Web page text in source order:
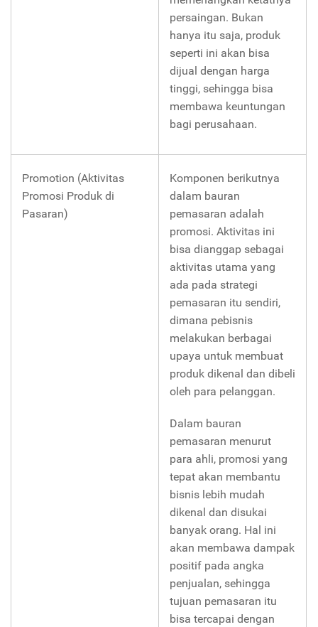
persaingan. Bukan
hanya itu saja, produk
seperti ini akan bisa
dijual dengan harga
tinggi, sehingga bisa
membawa keuntungan
bagi perusahaan.
Promotion (Aktivitas
Promosi Produk di
Pasaran)
Komponen berikutnya
dalam bauran
pemasaran adalah
promosi. Aktivitas ini
bisa dianggap sebagai
aktivitas utama yang
ada pada strategi
pemasaran itu sendiri,
dimana pebisnis
melakukan berbagai
upaya untuk membuat
produk dikenal dan dibeli
oleh para pelanggan.
Dalam bauran
pemasaran menurut
para ahli, promosi yang
tepat akan membantu
bisnis lebih mudah
dikenal dan disukai
banyak orang. Hal ini
akan membawa dampak
positif pada angka
penjualan, sehingga
tujuan pemasaran itu
bisa tercapai dengan